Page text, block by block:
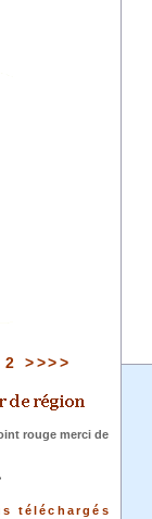
>>>>
rouge merci de
téléchargés